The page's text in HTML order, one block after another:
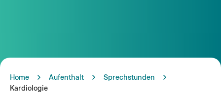
Home Aufenthalt
Sprechstunden
Kardiologie